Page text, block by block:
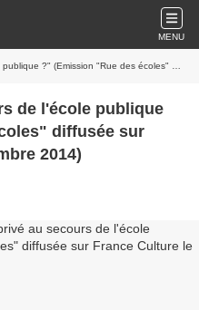
MENU
des écoles" diffusée sur France Culture le 3 décembre 2014)
de l'école publique
diffusée sur
2014)